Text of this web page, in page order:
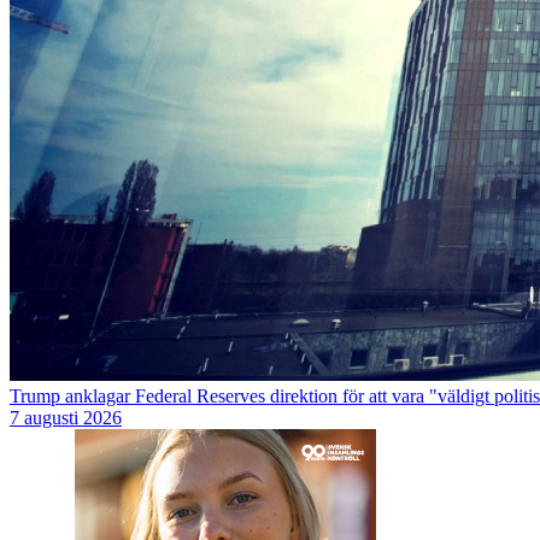
Trump anklagar Federal Reserves direktion för att vara "väldigt
7 augusti 2026